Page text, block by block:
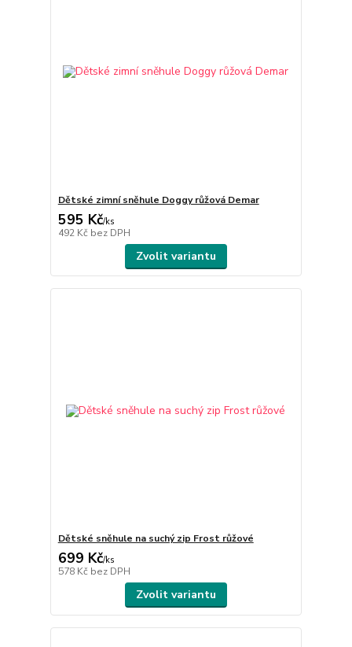
Dětské zimní sněhule Doggy růžová Demar
595 Kč/ks
492 Kč bez DPH
Zvolit variantu
Dětské sněhule na suchý zip Frost růžové
699 Kč/ks
578 Kč bez DPH
Zvolit variantu